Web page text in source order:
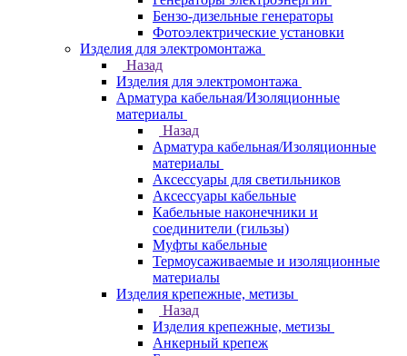
Бензо-дизельные генераторы
Фотоэлектрические установки
Изделия для электромонтажа
Назад
Изделия для электромонтажа
Арматура кабельная/Изоляционные
материалы
Назад
Арматура кабельная/Изоляционные
материалы
Аксессуары для светильников
Аксессуары кабельные
Кабельные наконечники и
соединители (гильзы)
Муфты кабельные
Термоусаживаемые и изоляционные
материалы
Изделия крепежные, метизы
Назад
Изделия крепежные, метизы
Анкерный крепеж